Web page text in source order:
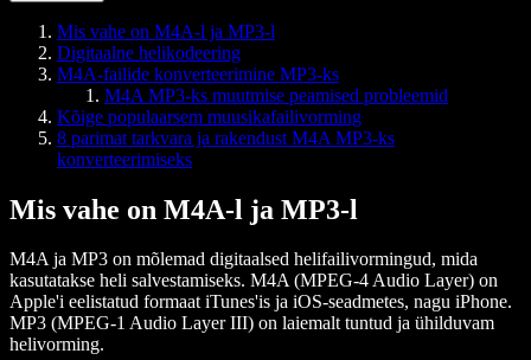
Mis vahe on M4A-l ja MP3-l
Digitaalne helikodeering
M4A-failide konverteerimine MP3-ks
M4A MP3-ks muutmise peamised probleemid
Kõige populaarsem muusikafailivorming
8 parimat tarkvara ja rakendust M4A MP3-ks
konverteerimiseks
Mis vahe on M4A-l ja MP3-l
M4A ja MP3 on mõlemad digitaalsed helifailivormingud, mida
kasutatakse heli salvestamiseks. M4A (MPEG-4 Audio Layer) on
Apple'i eelistatud formaat iTunes'is ja iOS-seadmetes, nagu iPhone.
MP3 (MPEG-1 Audio Layer III) on laiemalt tuntud ja ühilduvam
helivorming.